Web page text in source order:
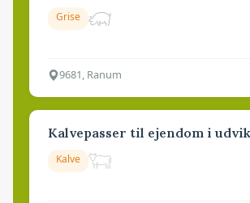
Grise
9681, Ranum
Kalvepasser til ejendom i
Kalve